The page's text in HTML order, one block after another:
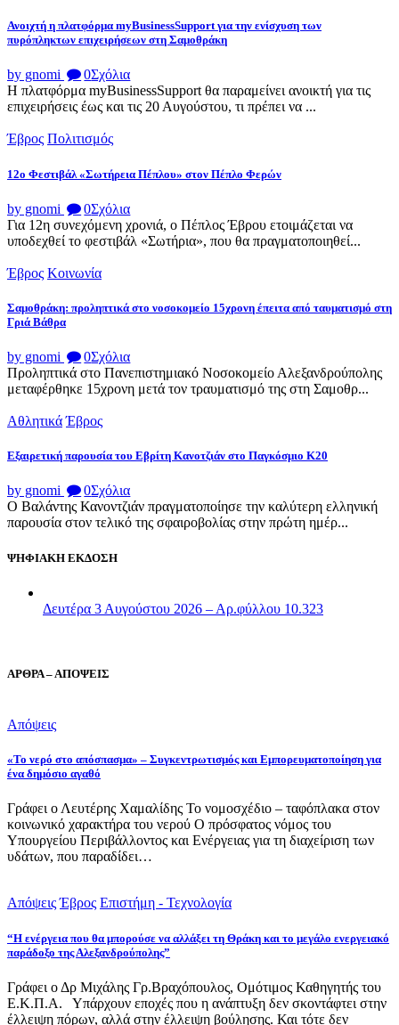
Ανοιχτή η πλατφόρμα myBusinessSupport για την ενίσχυση των
πυρόπληκτων επιχειρήσεων στη Σαμοθράκη
by gnomi 0Σχόλια
Η πλατφόρμα myBusinessSupport θα παραμείνει ανοικτή για τις
επιχειρήσεις έως και τις 20 Αυγούστου, τι πρέπει να ...
Έβρος Πολιτισμός
12ο Φεστιβάλ «Σωτήρεια Πέπλου» στον Πέπλο Φερών
by gnomi 0Σχόλια
Για 12η συνεχόμενη χρονιά, ο Πέπλος Έβρου ετοιμάζεται να
υποδεχθεί το φεστιβάλ «Σωτήρια», που θα πραγματοποιηθεί...
Έβρος Κοινωνία
Σαμοθράκη: προληπτικά στο νοσοκομείο 15χρονη έπειτα από ταυματισμό στη
Γριά Βάθρα
by gnomi 0Σχόλια
Προληπτικά στο Πανεπιστημιακό Νοσοκομείο Αλεξανδρούπολης
μεταφέρθηκε 15χρονη μετά τον τραυματισμό της στη Σαμοθρ...
Αθλητικά Έβρος
Εξαιρετική παρουσία του Εβρίτη Κανοτζιάν στο Παγκόσμιο Κ20
by gnomi 0Σχόλια
Ο Βαλάντης Κανοντζιάν πραγματοποίησε την καλύτερη ελληνική
παρουσία στον τελικό της σφαιροβολίας στην πρώτη ημέρ...
ΨΗΦΙΑΚΗ ΕΚΔΟΣΗ
Δευτέρα 3 Αυγούστου 2026 – Αρ.φύλλου 10.323
ΑΡΘΡΑ – ΑΠΟΨΕΙΣ
Απόψεις
«Το νερό στο απόσπασμα» – Συγκεντρωτισμός και Εμπορευματοποίηση για
ένα δημόσιο αγαθό
Γράφει ο Λευτέρης Χαμαλίδης Το νομοσχέδιο – ταφόπλακα στον
κοινωνικό χαρακτήρα του νερού Ο πρόσφατος νόμος του
Υπουργείου Περιβάλλοντος και Ενέργειας για τη διαχείριση των
υδάτων, που παραδίδει…
Απόψεις Έβρος Επιστήμη - Τεχνολογία
“Η ενέργεια που θα μπορούσε να αλλάξει τη Θράκη και το μεγάλο ενεργειακό
παράδοξο της Αλεξανδρούπολης”
Γράφει ο Δρ Μιχάλης Γρ.Βραχόπουλος, Ομότιμος Καθηγητής του
Ε.Κ.Π.Α. Υπάρχουν εποχές που η ανάπτυξη δεν σκοντάφτει στην
έλλειψη πόρων, αλλά στην έλλειψη βούλησης. Και τότε δεν